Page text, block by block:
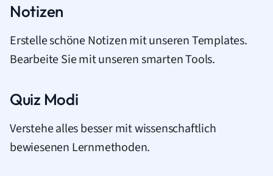
Notizen
Erstelle schöne Notizen mit unseren Templates.
Bearbeite Sie mit unseren smarten Tools.
Quiz Modi
Verstehe alles besser mit wissenschaftlich
bewiesenen Lernmethoden.